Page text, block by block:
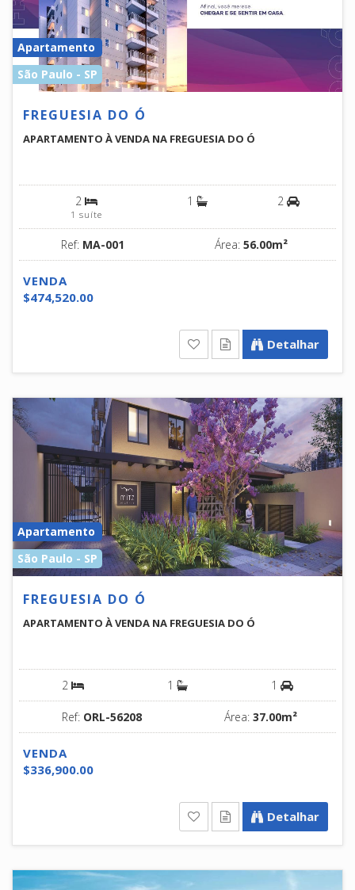
Apartamento
São Paulo - SP
FREGUESIA DO Ó
APARTAMENTO À VENDA NA FREGUESIA DO Ó
2
1 suíte
1 2
Ref: MA-001 Área: 56.00m²
VENDA
$474,520.00
Detalhar
Apartamento
São Paulo - SP
FREGUESIA DO Ó
APARTAMENTO À VENDA NA FREGUESIA DO Ó
2 1 1
Ref: ORL-56208 Área: 37.00m²
VENDA
$336,900.00
Detalhar